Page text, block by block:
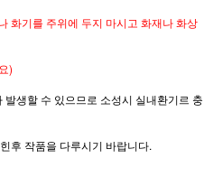
화기를 주위에 두지 마시고 화재나 화상
)
생할 수 있으므로 소성시 실내환기르 충
후 작품을 다루시기 바랍니다.